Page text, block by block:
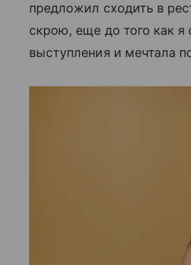
предложил сходить в
скрою, еще до того как
выступления и мечтала